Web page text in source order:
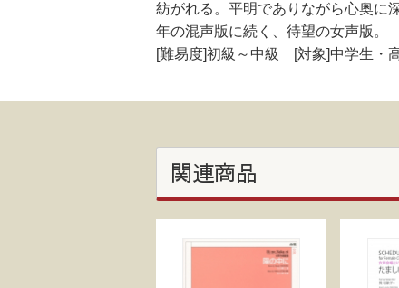
紡がれる。平明でありながら心奥に
年の混声版に続く、待望の女声版。
[難易度]初級～中級 [対象]中学生・
関連商品